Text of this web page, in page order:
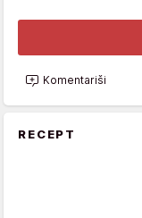
Komentariši
RECEPT